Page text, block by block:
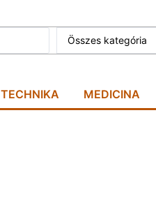
Összes kategória
TECHNIKA MEDICINA